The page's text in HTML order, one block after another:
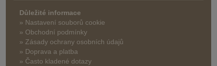
Důležité informace
» Nastavení souborů cookie
» Obchodní podmínky
» Zásady ochrany osobních údajů
» Doprava a platba
» Často kladené dotazy